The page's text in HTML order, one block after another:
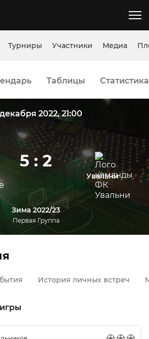
Турниры Участники Медиа
Таблицы Статистика
2022, 21:00
5 : 2
Увальни
Зима 2022/23
Первая Группа
История личных встреч